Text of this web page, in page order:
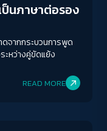
ป็นภาษาต่อรอง
จากกระบวนการพูด
ะหว่างคู่ขัดแย้ง
READ MORE